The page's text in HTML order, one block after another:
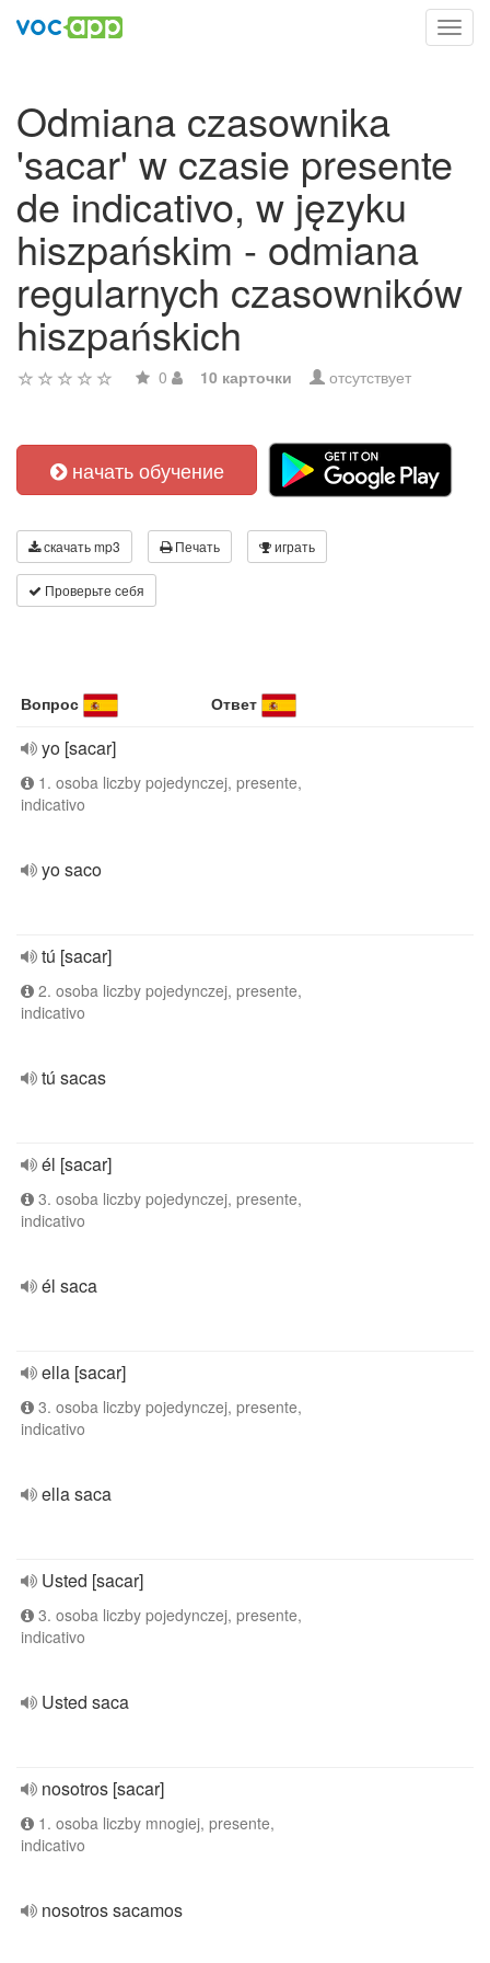
Odmiana czasownika
'sacar' w czasie presente
de indicativo, w języku
hiszpańskim - odmiana
regularnych czasowników
hiszpańskich
0 10 карточки отсутствует
начать обучение
скачать mp3 Печать играть
Проверьте себя
Вопрос Ответ
yo [sacar]
1. osoba liczby pojedynczej, presente,
indicativo
yo saco
tú [sacar]
2. osoba liczby pojedynczej, presente,
indicativo
tú sacas
él [sacar]
3. osoba liczby pojedynczej, presente,
indicativo
él saca
ella [sacar]
3. osoba liczby pojedynczej, presente,
indicativo
ella saca
Usted [sacar]
3. osoba liczby pojedynczej, presente,
indicativo
Usted saca
nosotros [sacar]
1. osoba liczby mnogiej, presente,
indicativo
nosotros sacamos